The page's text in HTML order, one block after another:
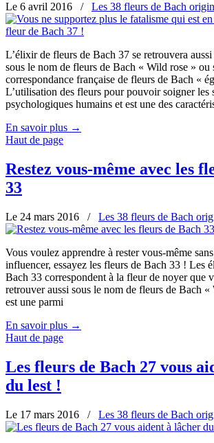
Le 6 avril 2016 / Les 38 fleurs de Bach
L’élixir de fleurs de Bach 37 se retrouvera aussi
sous le nom de fleurs de Bach « Wild rose » ou
correspondance française de fleurs de Bach «
L’utilisation des fleurs pour pouvoir soigner les
psychologiques humains et est une des
En savoir plus →
Haut de page
Restez vous-même avec les
33
Le 24 mars 2016 / Les 38 fleurs de Bach
Vous voulez apprendre à rester vous-même
influencer, essayez les fleurs de Bach 33 ! Les
Bach 33 correspondent à la fleur de noyer que
retrouver aussi sous le nom de fleurs de Bach
est une parmi
En savoir plus →
Haut de page
Les fleurs de Bach 27 vous
du lest !
Le 17 mars 2016 / Les 38 fleurs de Bach